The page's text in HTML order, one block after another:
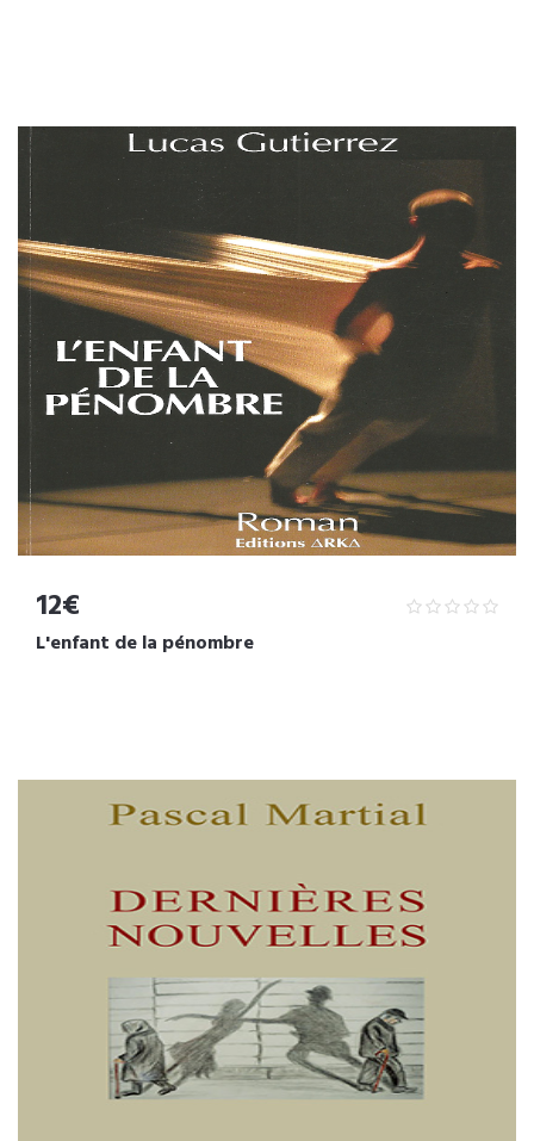
12€
L'enfant de la pénombre